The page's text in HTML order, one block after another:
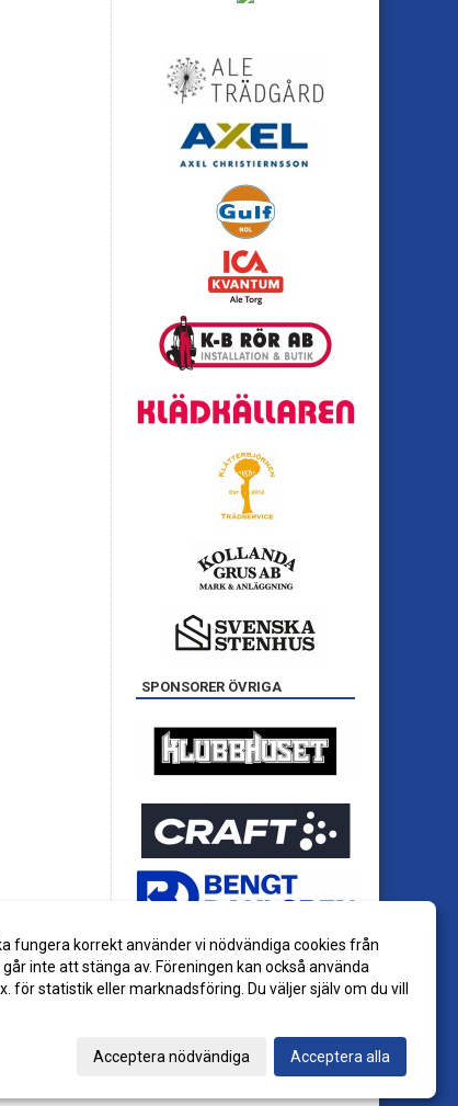
SPONSORER ÖVRIGA
fungera korrekt använder vi nödvändiga cookies från
inte att stänga av. Föreningen kan också använda
för statistik eller marknadsföring. Du väljer själv om du vill
Acceptera nödvändiga Acceptera alla